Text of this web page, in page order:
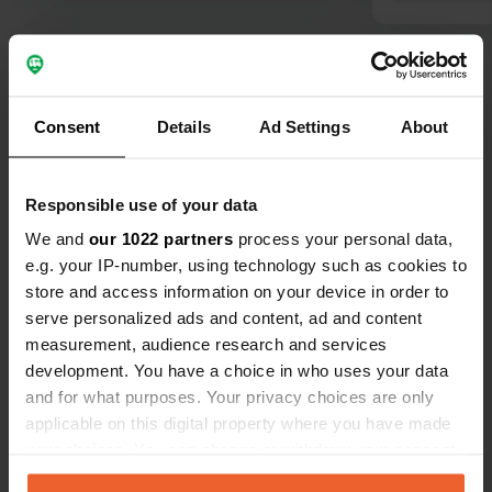
Consent Details Ad Settings About
Responsible use of your data
We and our 1022 partners process your personal data,
e.g. your IP-number, using technology such as cookies to
store and access information on your device in order to
serve personalized ads and content, ad and content
measurement, audience research and services
development. You have a choice in who uses your data
and for what purposes. Your privacy choices are only
applicable on this digital property where you have made
any time from the Cookie Declaration or by clicking on
Voir tous les 48 avis
Contact
Emplacement
Route de l'Océan